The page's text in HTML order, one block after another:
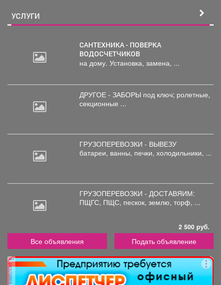
УСЛУГИ
САНТЕХНИКА - ПОВЕРКА
ВОДОСЧЕТЧИКОВ
на дому. Установка, замена, ...
ДРУГОЕ - ЗАБОРЫ под ключ; ролетные,
секционные ...
ГРУЗОПЕРЕВОЗКИ - ВЫВЕЗУ
батареи, ванны, печки, холодильники, ...
ГРУЗОПЕРЕВОЗКИ - ДОСТАВЯИМ:
ПЩГС, ПЩС, пескок, землю, торф, ...
2 500 руб.
Все объявления Подать объявление
реклама